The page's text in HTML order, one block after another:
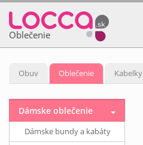
Oblečenie
Obuv Oblečenie Kabelky
Dámske oblečenie
Dámske bundy a kabáty